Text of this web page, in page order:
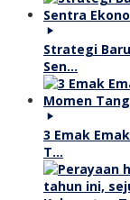
Strategi
Sen…
3 Emak
T…